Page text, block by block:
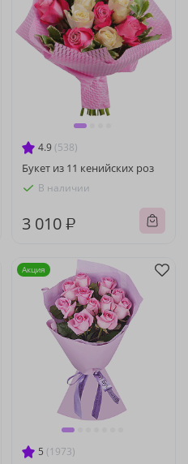
4.9 (538)
Букет из 11 кенийских роз
В наличии
3 010 ₽
5 (1973)
Акция